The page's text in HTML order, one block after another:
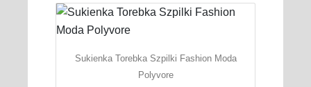
Sukienka Torebka Szpilki Fashion Moda
Polyvore